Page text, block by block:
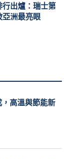
行出爐：瑞士第
亞洲最亮眼
，高溫與節能新